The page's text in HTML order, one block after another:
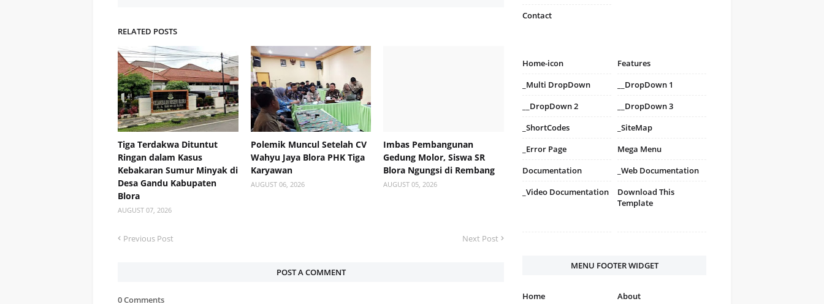
RELATED POSTS
Tiga Terdakwa Dituntut
Ringan dalam Kasus
Kebakaran Sumur Minyak di
Desa Gandu Kabupaten
Blora
AUGUST 07, 2026
Polemik Muncul Setelah CV
Wahyu Jaya Blora PHK Tiga
Karyawan
AUGUST 06, 2026
Imbas Pembangunan
Gedung Molor, Siswa SR
Blora Ngungsi di Rembang
AUGUST 05, 2026
Previous Post Next Post
POST A COMMENT
0 Comments
Contact
Home-icon
Features
_Multi DropDown
__DropDown 1
__DropDown 2
__DropDown 3
_ShortCodes
_SiteMap
_Error Page
Mega Menu
Documentation
_Web Documentation
_Video Documentation
Download This
Template
MENU FOOTER WIDGET
Home
About